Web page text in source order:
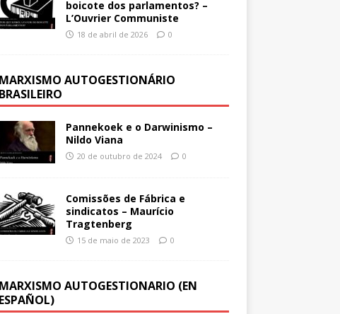
boicote dos parlamentos? –
L’Ouvrier Communiste
18 de abril de 2026 0
MARXISMO AUTOGESTIONÁRIO
BRASILEIRO
Pannekoek e o Darwinismo –
Nildo Viana
20 de outubro de 2024 0
Comissões de Fábrica e
sindicatos – Maurício
Tragtenberg
15 de maio de 2023 0
MARXISMO AUTOGESTIONARIO (EN
ESPAÑOL)